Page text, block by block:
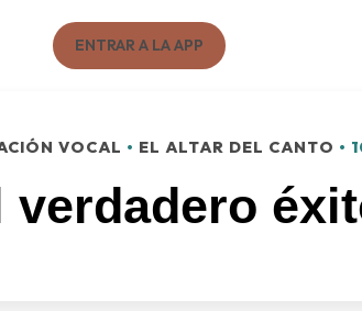
ENTRAR A LA APP
VOCAL • EL ALTAR DEL CANTO •
verdadero